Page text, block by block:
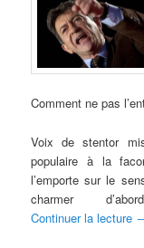
Comment ne pas
Voix de stentor
populaire à la
l’emporte sur le
charmer
Continuer la lecture